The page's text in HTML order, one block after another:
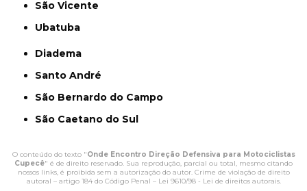
São Vicente
Ubatuba
Diadema
Santo André
São Bernardo do Campo
São Caetano do Sul
O conteúdo do texto "Onde Encontro Direção Defensiva para Motociclistas
Cupecê" é de direito reservado. Sua reprodução, parcial ou total, mesmo citando
nossos links, é proibida sem a autorização do autor. Crime de violação de direito
autoral – artigo 184 do Código Penal – Lei 9610/98 - Lei de direitos autorais.